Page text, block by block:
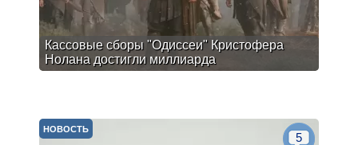
Кассовые сборы "Одиссеи" Кристофера
Нолана достигли миллиарда
НОВОСТЬ
5